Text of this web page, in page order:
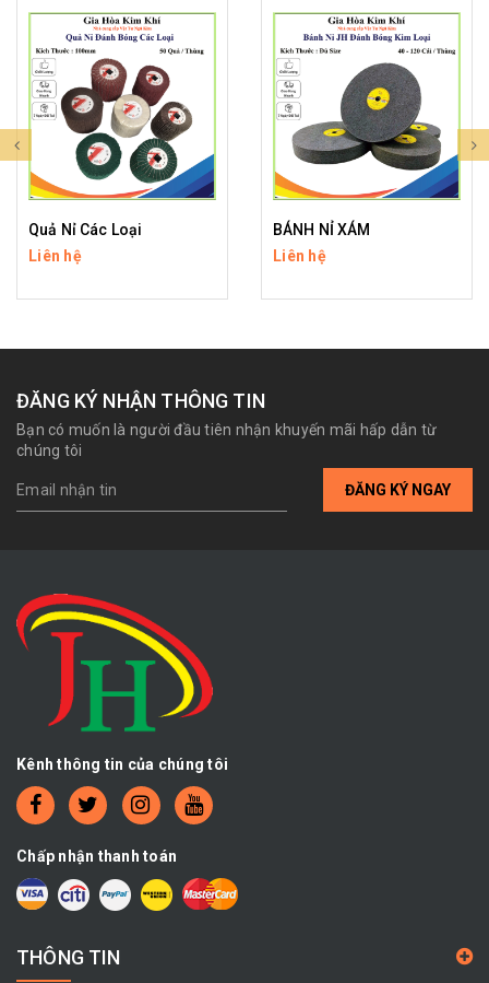
Quả Nỉ Các Loại
Liên hệ
BÁNH NỈ XÁM
Liên hệ
ĐĂNG KÝ NHẬN THÔNG TIN
Bạn có muốn là người đầu tiên nhận khuyến mãi hấp dẫn từ
chúng tôi
ĐĂNG KÝ NGAY
Kênh thông tin của chúng tôi
Chấp nhận thanh toán
THÔNG TIN